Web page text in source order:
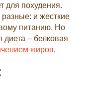
для похудения.
и жесткие
питанию. Но
диета – белковая
жиров.